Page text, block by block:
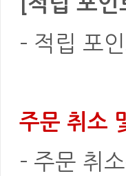
- 적립 포
주문 취소
- 주문 취